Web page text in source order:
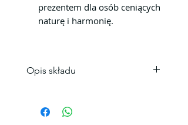
prezentem dla osób ceniących
naturę i harmonię.
Opis składu
pozostawi nikogo obojętnym
Sprawdzą się doskonale z